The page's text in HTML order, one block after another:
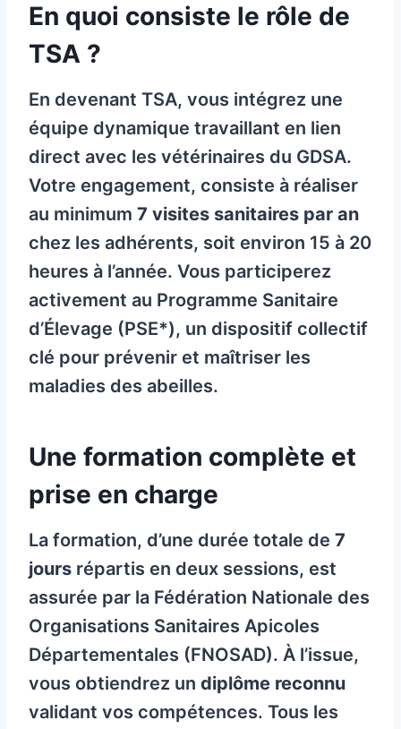
En quoi consiste le rôle de
TSA ?
En devenant TSA, vous intégrez une
équipe dynamique travaillant en lien
direct avec les vétérinaires du GDSA.
Votre engagement, consiste à réaliser
au minimum 7 visites sanitaires par an
chez les adhérents, soit environ 15 à 20
heures à l’année. Vous participerez
activement au Programme Sanitaire
d’Élevage (PSE*), un dispositif collectif
clé pour prévenir et maîtriser les
maladies des abeilles.
Une formation complète et
prise en charge
La formation, d’une durée totale de 7
jours répartis en deux sessions, est
assurée par la Fédération Nationale des
Organisations Sanitaires Apicoles
Départementales (FNOSAD). À l’issue,
vous obtiendrez un diplôme reconnu
validant vos compétences. Tous les